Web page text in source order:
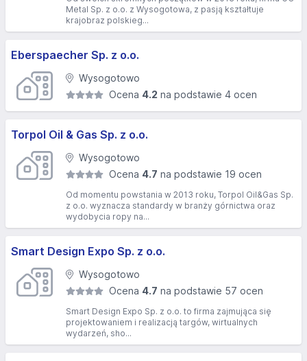
Metal Sp. z o.o. z Wysogotowa, z pasją kształtuje
krajobraz polskieg...
Eberspaecher Sp. z o.o.
Wysogotowo
Ocena 4.2 na podstawie 4 ocen
Torpol Oil & Gas Sp. z o.o.
Wysogotowo
Ocena 4.7 na podstawie 19 ocen
Od momentu powstania w 2013 roku, Torpol Oil&Gas Sp.
z o.o. wyznacza standardy w branży górnictwa oraz
wydobycia ropy na...
Smart Design Expo Sp. z o.o.
Wysogotowo
Ocena 4.7 na podstawie 57 ocen
Smart Design Expo Sp. z o.o. to firma zajmująca się
projektowaniem i realizacją targów, wirtualnych
wydarzeń, sho...